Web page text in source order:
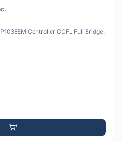
Controller CCFL Full Bridge,